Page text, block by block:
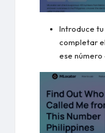
Introduce
completar
ese